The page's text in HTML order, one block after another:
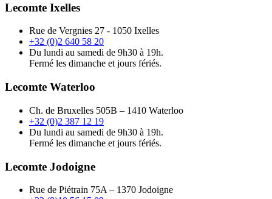
Lecomte Ixelles
Rue de Vergnies 27 - 1050 Ixelles
+32 (0)2 640 58 20
Du lundi au samedi de 9h30 à 19h.
Fermé les dimanche et jours fériés.
Lecomte Waterloo
Ch. de Bruxelles 505B – 1410 Waterloo
+32 (0)2 387 12 19
Du lundi au samedi de 9h30 à 19h.
Fermé les dimanche et jours fériés.
Lecomte Jodoigne
Rue de Piétrain 75A – 1370 Jodoigne